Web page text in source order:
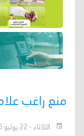
منع راغب
الثلاثاء - 22 يوليو 2025 - 12:40 م بتوقيت عدن